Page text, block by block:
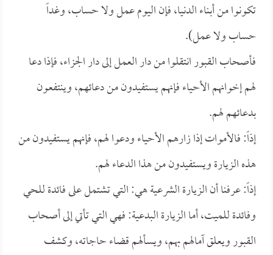
تكونوا من أبناء الدنيا، فإن اليوم عمل ولا حساب، وغداً
حساب ولا عمل).
فأصحاب القبور انتقلوا من دار العمل إلى دار الجزاء، فإذا دعا
لهم إخوانهم الأحياء فإنهم يستفيدون من دعائهم، وينتفعون
بدعائهم لهم.
إذاً: فالأموات إذا زارهم الأحياء ودعوا لهم، فإنهم يستفيدون من
هذه الزيارة ويستفيدون من هذا الدعاء لهم.
إذاً: عرفنا أن الزيارة الشرعية هي: التي تشتمل على فائدة للحي
وفائدة للميت، أما الزيارة البدعية: فهي التي تأتي إلى أصحاب
القبور ويعلق آمالهم بهم، ويسألهم قضاء حاجاته، وكشف